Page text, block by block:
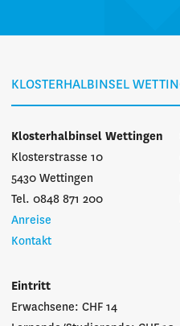
KLOSTERHALBINSEL
Klosterhalbinsel Wettingen
Klosterstrasse 10
5430 Wettingen
Tel. 0848 871 200
Anreise
Kontakt
Eintritt
Erwachsene: CHF 14